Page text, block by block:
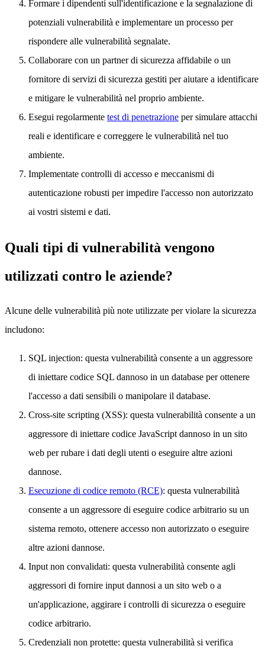
Formare i dipendenti sull'identificazione e la segnalazione di
potenziali vulnerabilità e implementare un processo per
rispondere alle vulnerabilità segnalate.
Collaborare con un partner di sicurezza affidabile o un
fornitore di servizi di sicurezza gestiti per aiutare a identificare
e mitigare le vulnerabilità nel proprio ambiente.
Esegui regolarmente test di penetrazione per simulare attacchi
reali e identificare e correggere le vulnerabilità nel tuo
ambiente.
Implementate controlli di accesso e meccanismi di
autenticazione robusti per impedire l'accesso non autorizzato
ai vostri sistemi e dati.
Quali tipi di vulnerabilità vengono
utilizzati contro le aziende?
Alcune delle vulnerabilità più note utilizzate per violare la sicurezza
includono:
SQL injection: questa vulnerabilità consente a un aggressore
di iniettare codice SQL dannoso in un database per ottenere
l'accesso a dati sensibili o manipolare il database.
Cross-site scripting (XSS): questa vulnerabilità consente a un
aggressore di iniettare codice JavaScript dannoso in un sito
web per rubare i dati degli utenti o eseguire altre azioni
dannose.
Esecuzione di codice remoto (RCE): questa vulnerabilità
consente a un aggressore di eseguire codice arbitrario su un
sistema remoto, ottenere accesso non autorizzato o eseguire
altre azioni dannose.
Input non convalidati: questa vulnerabilità consente agli
aggressori di fornire input dannosi a un sito web o a
un'applicazione, aggirare i controlli di sicurezza o eseguire
codice arbitrario.
Credenziali non protette: questa vulnerabilità si verifica